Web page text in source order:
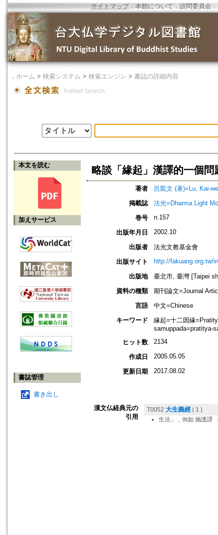
サイトマップ．本館について ． 諮問委員会 ．
． ホーム > 検索システム > 検索エンジン > 書誌の詳細内容
本文を読む
加えサービス
書誌管理
書き出し
略談「緣起」漢譯的一個
著者
呂凱文 (著)=Lu, Kai-
掲載誌
法光=Dharma Light
巻号
n.157
出版年月日 2002.10
出版者
法光文教基金會
出版サイト
http://fakuang.org.tw/
出版地
臺北市, 臺灣 [Taipei
資料の種類
期刊論文=Journal
言語
中文=Chinese
キーワード
緣起=十二因緣
samuppada=pratitya-
ヒット数
2134
作成日 2005.05.05
更新日期 2017.08.02
漢文仏経典元の
引用
T0052 大生義經 ( 1 )
生法」，例如 施護譯